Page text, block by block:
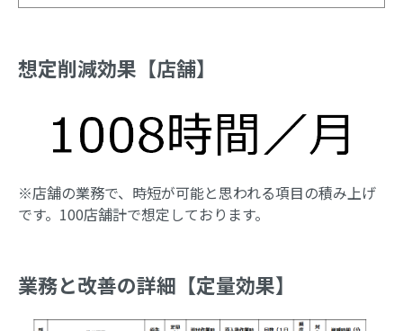
想定削減効果【店舗】
※店舗の業務で、時短が可能と思われる項目の積み上げ
です。100店舗計で想定しております。
業務と改善の詳細【定量効果】